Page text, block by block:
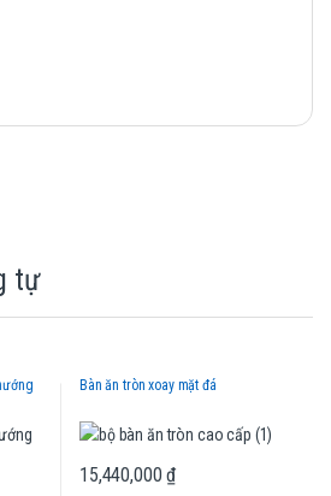
tự
Bàn ăn tròn xoay mặt đá
15,440,000₫